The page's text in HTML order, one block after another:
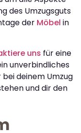
des Umzugsguts
der Möbel in
uns für eine
unverbindliches
deinem Umzug
und dir den